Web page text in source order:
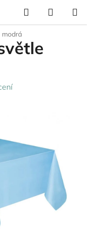
Hledat
KOŠÍK
modrá